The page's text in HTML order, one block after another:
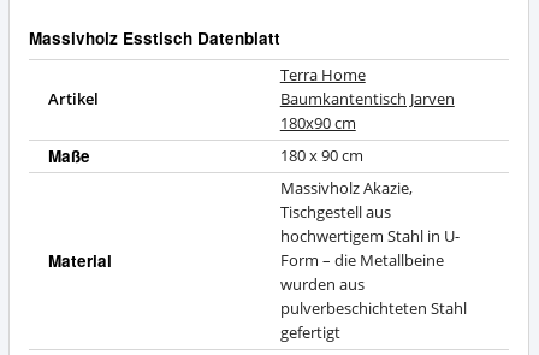
Massivholz Esstisch Datenblatt
Artikel
Terra Home
Baumkantentisch Jarven
180x90 cm
Maße 180 x 90 cm
Material
Massivholz Akazie,
Tischgestell aus
hochwertigem Stahl in U-
Form – die Metallbeine
wurden aus
pulverbeschichteten Stahl
gefertigt